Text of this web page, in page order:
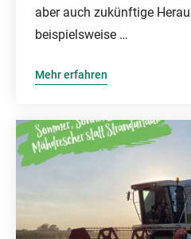
aber auch zukünftige
beispielsweise …
Mehr erfahren